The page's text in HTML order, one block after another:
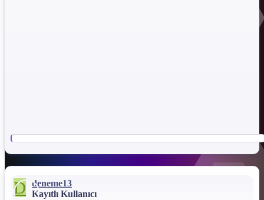
D
deneme13
Kayıtlı Kullanıcı